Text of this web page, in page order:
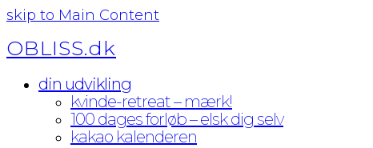
skip to Main Content
OBLISS.dk
din udvikling
kvinde-retreat – mærk!
100 dages forløb – elsk dig selv
kakao kalenderen